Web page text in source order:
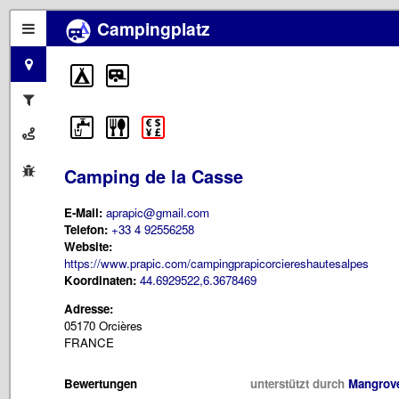
Campingplatz
Camping de la Casse
E-Mail: aprapic@gmail.com
Telefon: +33 4 92556258
Website:
https://www.prapic.com/campingprapicorciereshautesalpes
Koordinaten: 44.6929522,6.3678469
Adresse:
05170 Orcières
FRANCE
Bewertungen unterstützt durch